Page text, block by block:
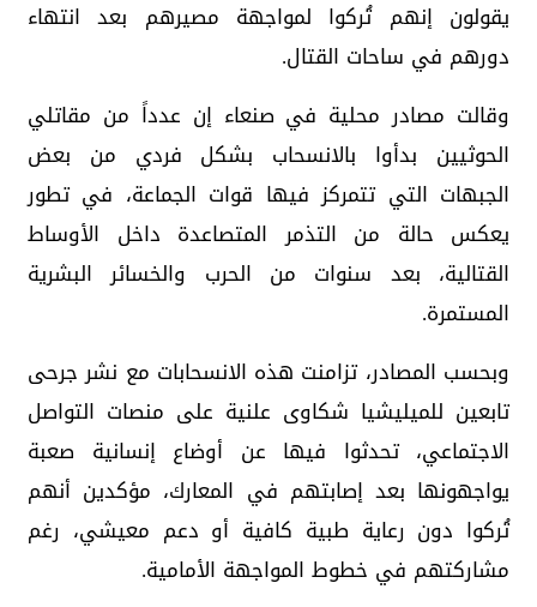
يقولون إنهم تُركوا لمواجهة مصيرهم بعد انتهاء
دورهم في ساحات القتال.
وقالت مصادر محلية في صنعاء إن عدداً من مقاتلي
الحوثيين بدأوا بالانسحاب بشكل فردي من بعض
الجبهات التي تتمركز فيها قوات الجماعة، في تطور
يعكس حالة من التذمر المتصاعدة داخل الأوساط
القتالية، بعد سنوات من الحرب والخسائر البشرية
المستمرة.
وبحسب المصادر، تزامنت هذه الانسحابات مع نشر جرحى
تابعين للميليشيا شكاوى علنية على منصات التواصل
الاجتماعي، تحدثوا فيها عن أوضاع إنسانية صعبة
يواجهونها بعد إصابتهم في المعارك، مؤكدين أنهم
تُركوا دون رعاية طبية كافية أو دعم معيشي، رغم
مشاركتهم في خطوط المواجهة الأمامية.